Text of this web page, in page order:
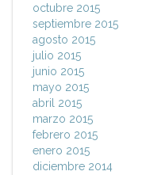
octubre 2015
septiembre 2015
agosto 2015
julio 2015
junio 2015
mayo 2015
abril 2015
marzo 2015
febrero 2015
enero 2015
diciembre 2014